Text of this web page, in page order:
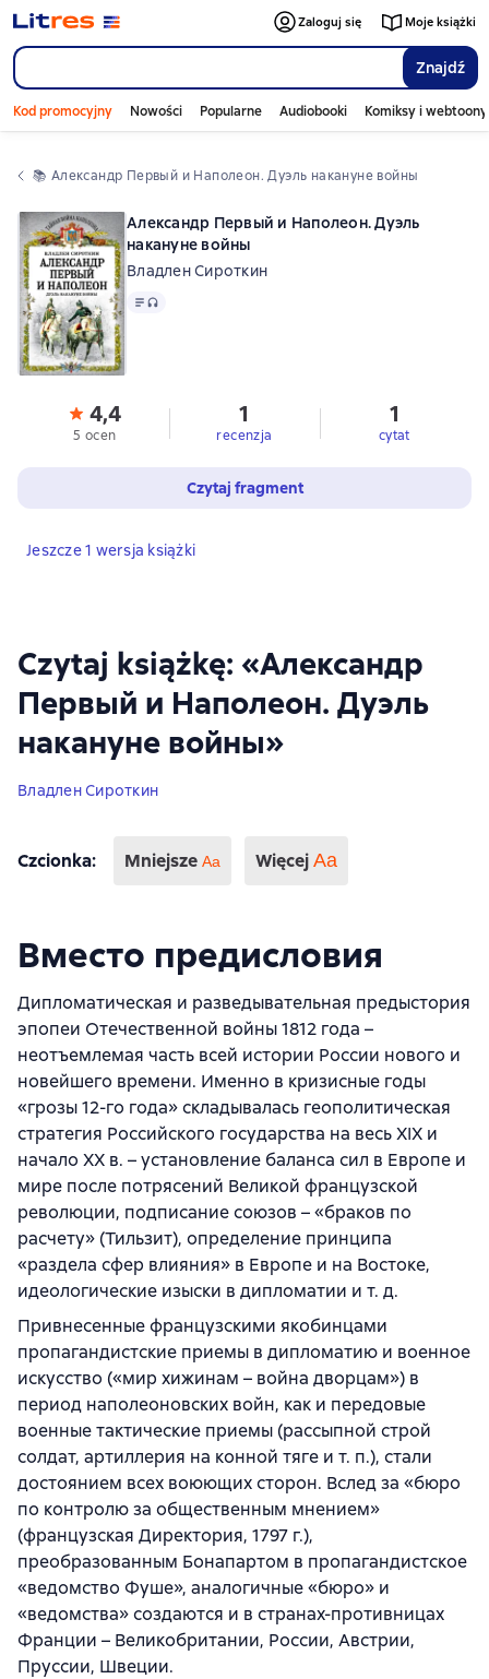
Znajdź
Zaloguj się Moje książki
Kod promocyjny Nowości Popularne Audiobooki Komiksy i webtoony
📚 Александр Первый и Наполеон. Дуэль накануне войны
Czytaj książkę: «Александр
Первый и Наполеон. Дуэль
накануне войны»
Владлен Сироткин
Czcionka: Mniejsze Aa Więcej Аа
Вместо предисловия
Дипломатическая и разведывательная предыстория
эпопеи Отечественной войны 1812 года –
неотъемлемая часть всей истории России нового и
новейшего времени. Именно в кризисные годы
«грозы 12-го года» складывалась геополитическая
стратегия Российского государства на весь XIX и
начало XX в. – установление баланса сил в Европе и
мире после потрясений Великой французской
революции, подписание союзов – «браков по
расчету» (Тильзит), определение принципа
«раздела сфер влияния» в Европе и на Востоке,
идеологические изыски в дипломатии и т. д.
Привнесенные французскими якобинцами
пропагандистские приемы в дипломатию и военное
искусство («мир хижинам – война дворцам») в
период наполеоновских войн, как и передовые
военные тактические приемы (рассыпной строй
солдат, артиллерия на конной тяге и т. п.), стали
достоянием всех воюющих сторон. Вслед за «бюро
по контролю за общественным мнением»
(французская Директория, 1797 г.),
преобразованным Бонапартом в пропагандистское
«ведомство Фуше», аналогичные «бюро» и
«ведомства» создаются и в странах-противницах
Франции – Великобритании, России, Австрии,
Пруссии, Швеции.
Александр Первый и Наполеон. Дуэль
накануне войны
Владлен Сироткин
Tekst
4,4
5 ocen
1
recenzja
1
cytat
Czytaj fragment
Jeszcze 1 wersja książki